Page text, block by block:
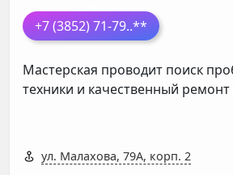
+7 (3852) 71-79..**
Мастерская проводит поиск
техники и качественный
ул. Малахова, 79А, корп. 2